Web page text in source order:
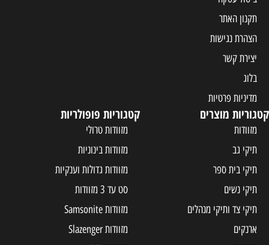
תקנון האתר
הצהרת נגישות
יצירת קשר
בלוג
מדיניות פרטיות
קטגוריות מוצרים
מזוודות
תיקי גב
תיקי בית ספר
תיקי נשים
תיקי צד ותיקי מנהלים
ארנקים
קטגוריות פופולריות
מזוודות טרולי
מזוודות בינוניות
מזוודות גדולות וענקיות
סט עד 3 מזוודות
מזוודות Samsonite
מזוודות Slazenger